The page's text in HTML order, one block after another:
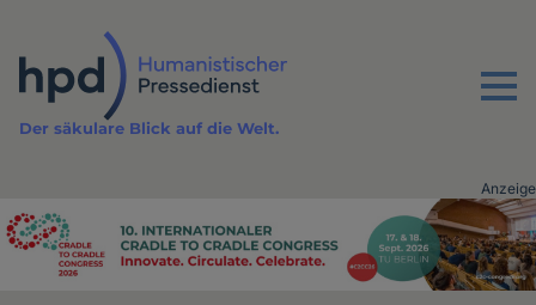
Inhalt
Menu
Der säkulare Blick auf die Welt.
Advertising
Anzeige